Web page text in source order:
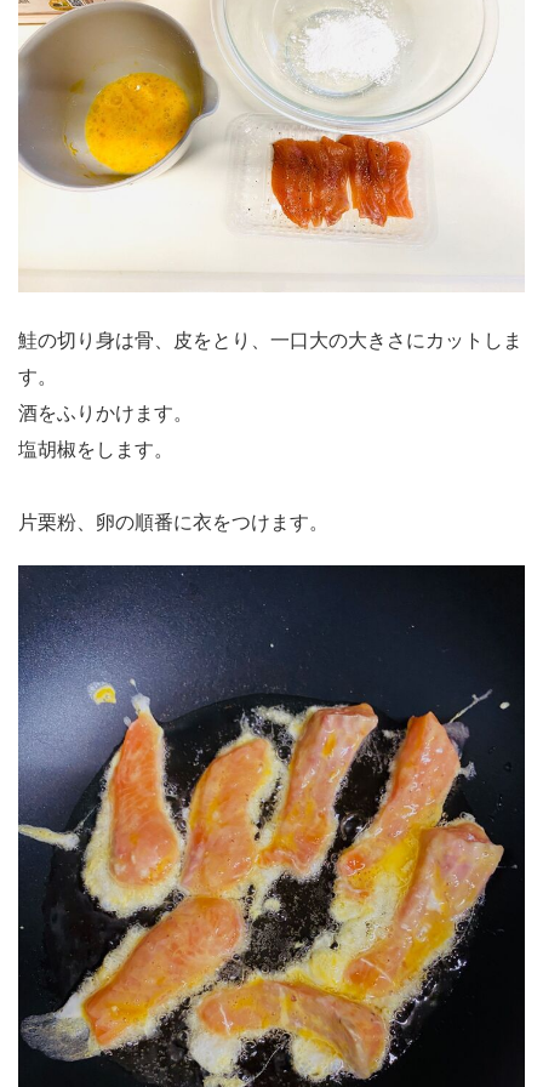
鮭の切り身は骨、皮をとり、一口大の大きさにカットしま
す。
酒をふりかけます。
塩胡椒をします。
片栗粉、卵の順番に衣をつけます。